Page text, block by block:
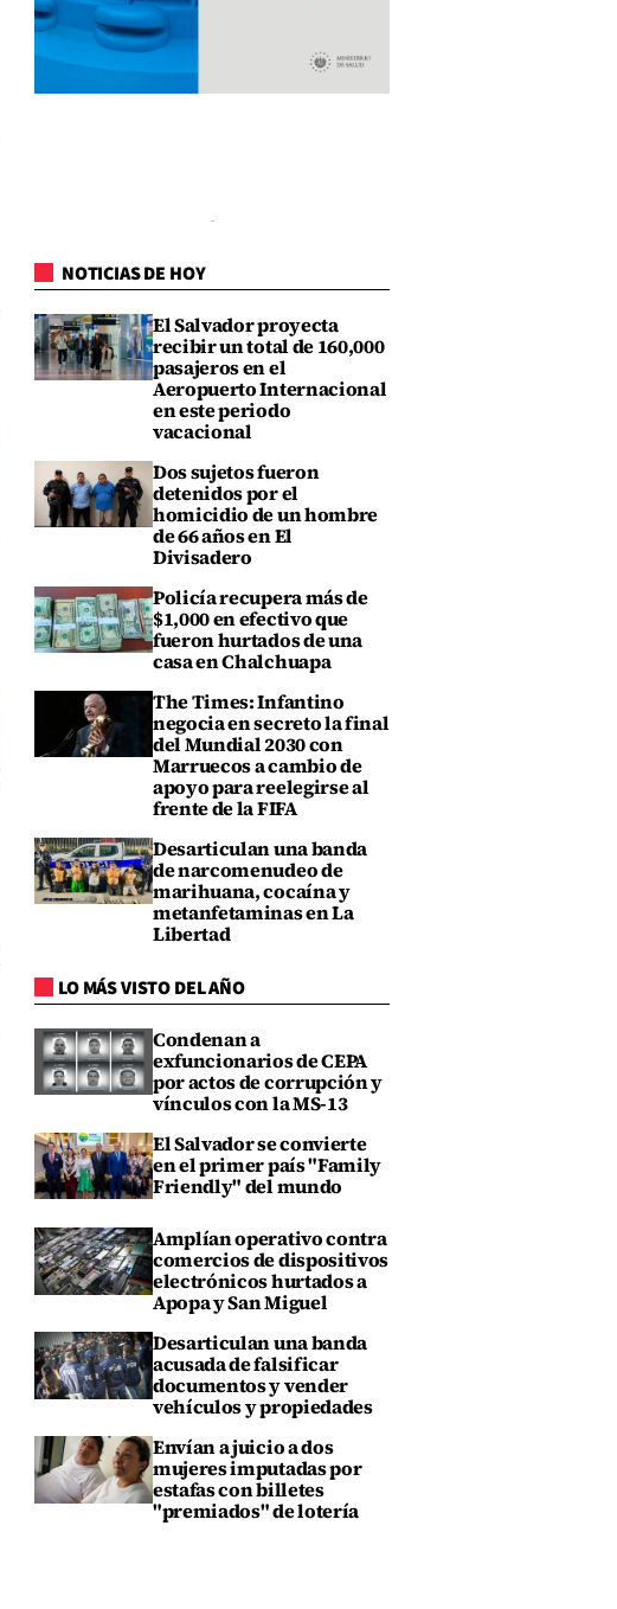
NOTICIAS DE HOY
El Salvador proyecta
recibir un total de 160,000
pasajeros en el
Aeropuerto Internacional
en este periodo
vacacional
Dos sujetos fueron
detenidos por el
homicidio de un hombre
de 66 años en El
Divisadero
Policía recupera más de
$1,000 en efectivo que
fueron hurtados de una
casa en Chalchuapa
The Times: Infantino
negocia en secreto la final
del Mundial 2030 con
Marruecos a cambio de
apoyo para reelegirse al
frente de la FIFA
Desarticulan una banda
de narcomenudeo de
marihuana, cocaína y
metanfetaminas en La
Libertad
LO MÁS VISTO DEL AÑO
Condenan a
exfuncionarios de CEPA
por actos de corrupción y
vínculos con la MS-13
El Salvador se convierte
en el primer país "Family
Friendly" del mundo
Amplían operativo contra
comercios de dispositivos
electrónicos hurtados a
Apopa y San Miguel
Desarticulan una banda
acusada de falsificar
documentos y vender
vehículos y propiedades
Envían a juicio a dos
mujeres imputadas por
estafas con billetes
"premiados" de lotería